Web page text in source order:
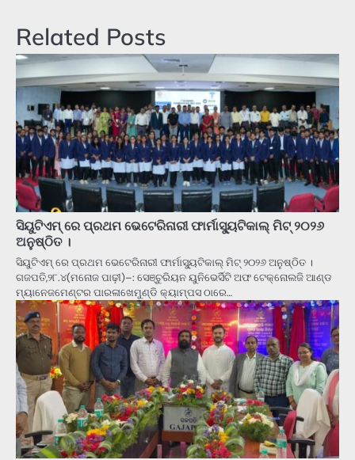
Related Posts
ସିୟୁଟିଏମ୍ ରେ ପ୍ରଥମ ଭେଟେରିନାରୀ ଫାର୍ମାସ୍ୟୁଟିକାଲ୍ ମିଟ୍ ୨୦୨୬
ଅନୁଷ୍ଠିତ ।
ସିୟୁଟିଏମ୍ ରେ ପ୍ରଥମ ଭେଟେରିନାରୀ ଫାର୍ମାସ୍ୟୁଟିକାଲ୍ ମିଟ୍ ୨୦୨୬ ଅନୁଷ୍ଠିତ ।
ଗଜପତି,୨୮.୪(ମନୋଜ ପାଢ଼ୀ)–: ସେଞ୍ଚୁରିୟନ ୟୁନିଭେର୍ସିଟି ଅଫ ଟେକ୍ନୋଲଜି ଆଣ୍ଡ
ମ୍ୟାନେଜମେଣ୍ଟର ପାରଳାଖେମୁଣ୍ଡି କ୍ୟାମ୍ପସ ଠାରେ…